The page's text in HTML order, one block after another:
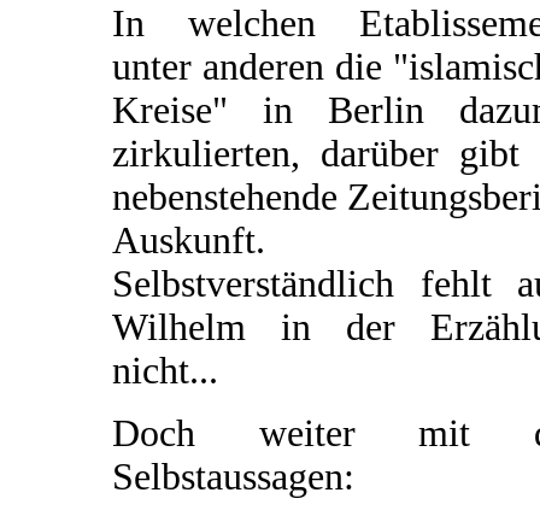
In welchen
unter anderen die
Kreise" in Berlin
zirkulierten, darüber gibt
nebenstehende
Auskunft.
Selbstverständlich fehlt
Wilhelm in der
nicht...
Doch weiter mit
Selbstaussagen: